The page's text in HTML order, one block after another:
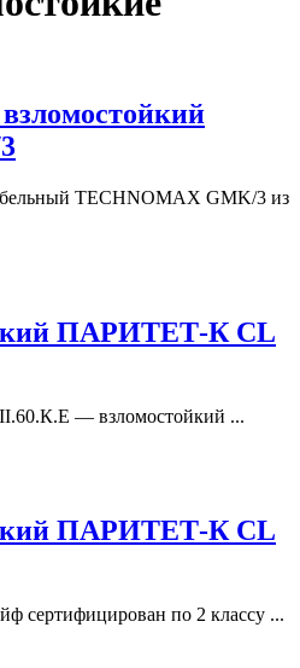
TECHNOMAX GMK/3 из
ПАРИТЕТ-К CL
— взломостойкий ...
ПАРИТЕТ-К CL
сертифицирован по 2 классу ...